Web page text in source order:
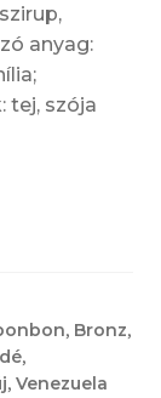
anyag:
tej, szója
, Bronz,
,
, Venezuela